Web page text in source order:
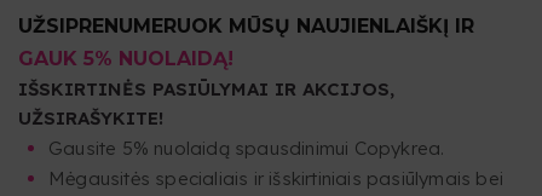
UŽSIPRENUMERUOK MŪSŲ NAUJIENLAIŠKĮ IR
GAUK 5% NUOLAIDĄ!
IŠSKIRTINĖS PASIŪLYMAI IR AKCIJOS,
UŽSIRAŠYKITE!
Gausite 5% nuolaidą spausdinimui Copykrea.
Mėgausitės specialiais ir išskirtiniais pasiūlymais bei